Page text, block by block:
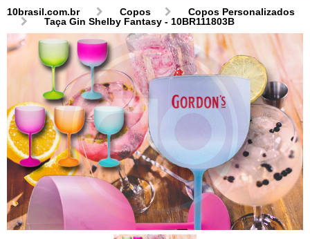
10brasil.com.br Copos
Copos Personalizados
Taça Gin Shelby Fantasy - 10BR111803B